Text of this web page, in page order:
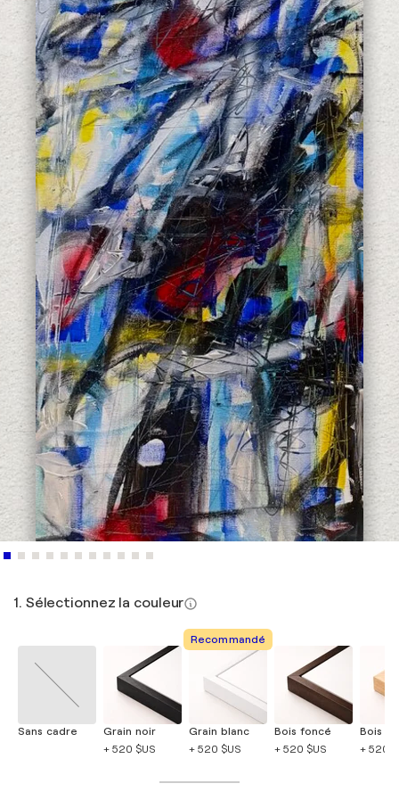
1. Sélectionnez la couleur
Sans cadre
Grain noir
+ 520 $US
Recommandé
Grain blanc
+ 520 $US
Bois foncé
+ 520 $US
Bois
+ 520